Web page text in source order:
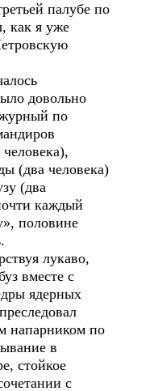
палубе по
как я уже
довольно
по
(два человека)
(два
каждый
половине
лукаво,
вместе с
ядерных
напарником по
в
стойкое
с